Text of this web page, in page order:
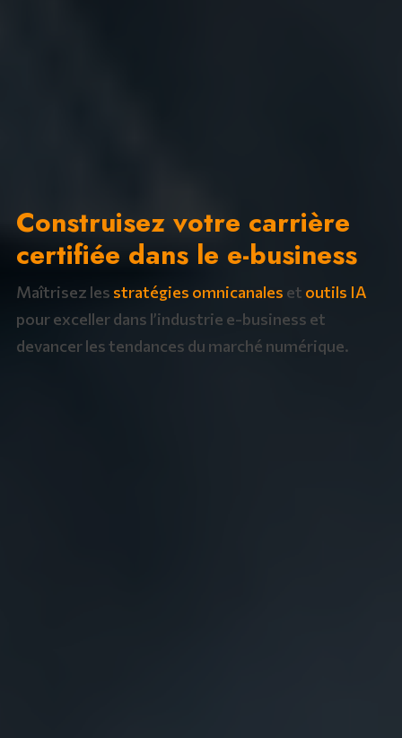
Construisez votre carrière
certifiée dans le e-business
Maîtrisez les stratégies omnicanales et outils IA
pour exceller dans l’industrie e-business et
devancer les tendances du marché numérique.